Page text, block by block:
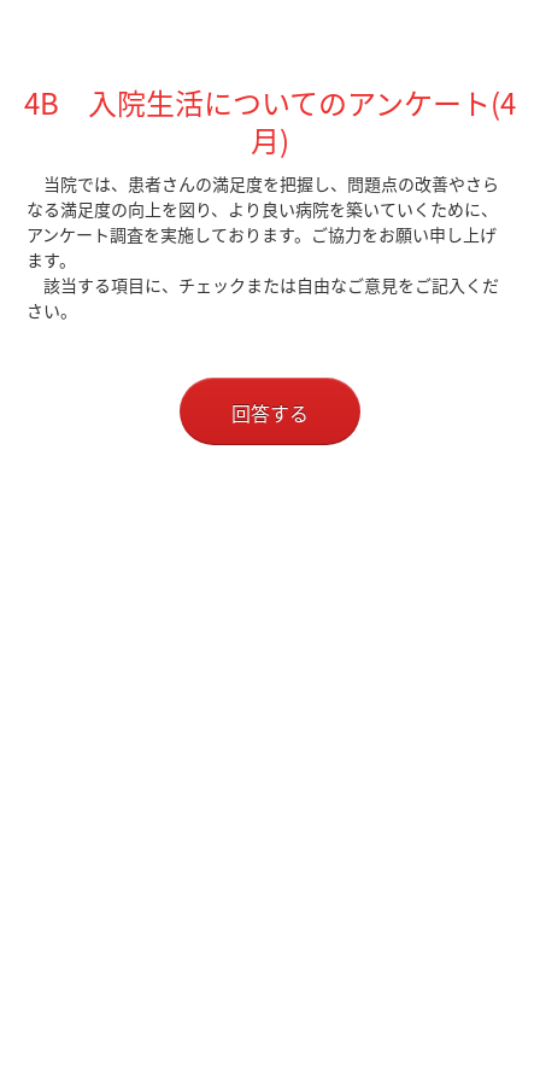
4B 入院生活についてのアンケート(4
月)
当院では、患者さんの満足度を把握し、問題点の改善やさら
なる満足度の向上を図り、より良い病院を築いていくために、
アンケート調査を実施しております。ご協力をお願い申し上げ
ます。
該当する項目に、チェックまたは自由なご意見をご記入くだ
さい。
回答する